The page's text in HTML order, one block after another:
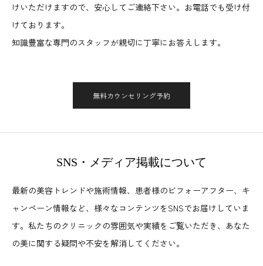
けいただけますので、安心してご連絡下さい。お電話でも受け付
けております。
知識豊富な専門のスタッフが親切に丁寧にお答えします。
無料カウンセリング予約
SNS・メディア掲載について
最新の美容トレンドや施術情報、患者様のビフォーアフター、キ
ャンペーン情報など、様々なコンテンツをSNSでお届けしていま
す。私たちのクリニックの雰囲気や実績をご覧いただき、あなた
の美に関する疑問や不安を解消してください。